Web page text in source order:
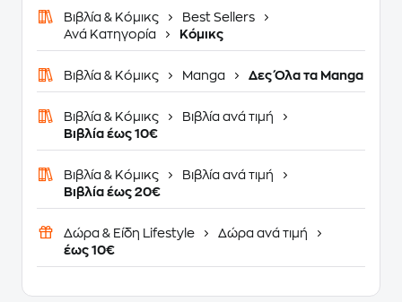
Βιβλία & Κόμικς
Best Sellers
Ανά Κατηγορία
Κόμικς
Βιβλία & Κόμικς Manga Δες Όλα τα Manga
Βιβλία & Κόμικς
Βιβλία ανά τιμή
Βιβλία έως 10€
Βιβλία & Κόμικς
Βιβλία ανά τιμή
Βιβλία έως 20€
Δώρα & Είδη Lifestyle
Δώρα ανά τιμή
έως 10€